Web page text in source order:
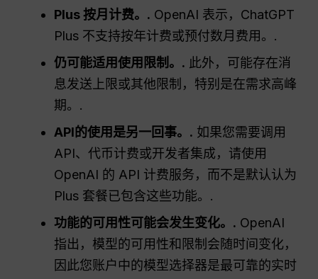
Plus 按月计费。. OpenAI 表示，ChatGPT
Plus 不支持按年计费或预付数月费用。.
仍可能适用使用限制。. 此外，可能存在消
息发送上限或其他限制，特别是在需求高峰
期。.
API的使用是另一回事。. 如果您需要调用
API、代币计费或开发者集成，请使用
OpenAI 的 API 计费服务，而不是默认认为
Plus 套餐已包含这些功能。.
功能的可用性可能会发生变化。. OpenAI
指出，模型的可用性和限制会随时间变化，
因此您账户中的模型选择器是最可靠的实时